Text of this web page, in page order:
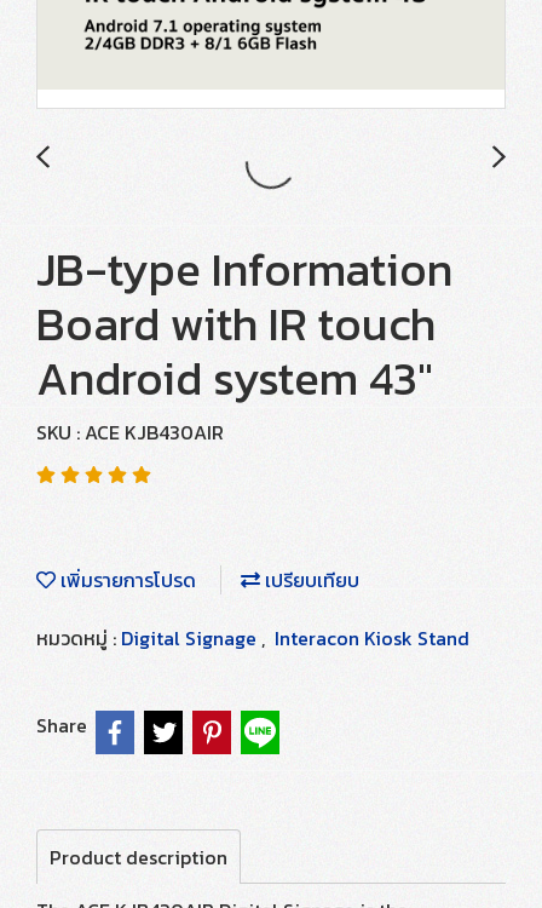
JB-type Information
Board with IR touch
Android system 43"
SKU : ACE KJB430AIR
เพิ่มรายการโปรด
เปรียบเทียบ
หมวดหมู่ : Digital Signage , Interacon Kiosk Stand
Share
Product description